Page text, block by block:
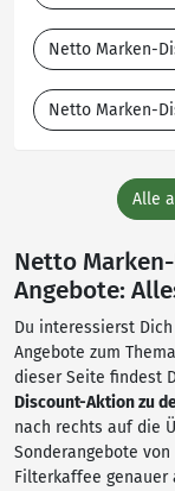
Netto Marken-
Netto Marken-
Alle
Netto
Angebote:
Du interessierst
Angebote zum
dieser Seite findest
Discount-Aktion zu
nach rechts auf die
Sonderangebote
Filterkaffee genauer